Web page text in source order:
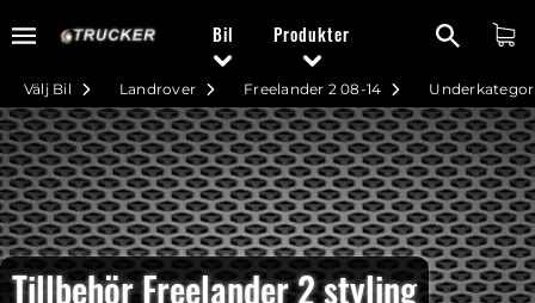
Bil Produkter
Freelander 2 08-14
Landrover
Välj Bil
Tillbehör Freelander 2 styling